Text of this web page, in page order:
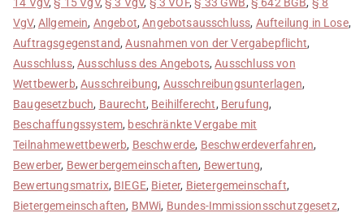
VgV, Allgemein, Angebot,Angebotsausschluss, Aufteilung in Lose,
Auftragsgegenstand,Ausnahmen von der Vergabepflicht,
Ausschluss,Ausschluss des Angebots,Ausschluss von
Wettbewerb,Ausschreibung, Ausschreibungsunterlagen,
Baugesetzbuch, Baurecht, Beihilferecht, Berufung,
Beschaffungssystem, beschränkte Vergabe mit
Teilnahmewettbewerb, Beschwerde, Beschwerdeverfahren,
Bewerber, Bewerbergemeinschaften, Bewertung,
Bewertungsmatrix, BIEGE, Bieter, Bietergemeinschaft,
Bietergemeinschaften, BMWi, Bundes-Immissionsschutzgesetz,